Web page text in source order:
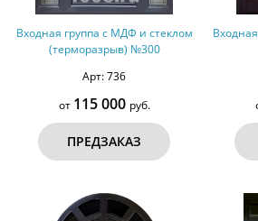
Входная группа с МДФ и стеклом
(терморазрыв) №300
Арт: 736
от 115 000 руб.
ПРЕДЗАКАЗ